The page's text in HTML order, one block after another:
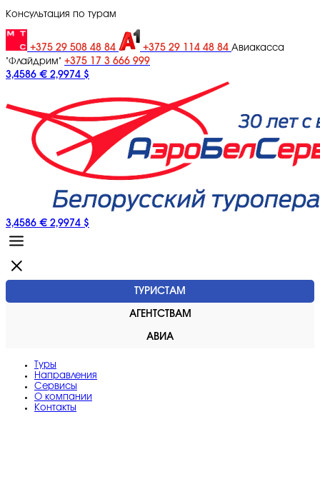
Консультация по турам
+375 29 508 48 84 +375 29 114 48 84 Авиакасса
"Флайдрим" +375 17 3 666 999
3,4586 € 2,9974 $
3,4586 € 2,9974 $
ТУРИСТАМ
АГЕНТСТВАМ
АВИА
Туры
Направления
Сервисы
O компании
Контакты